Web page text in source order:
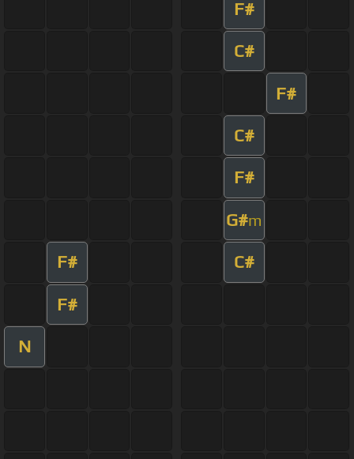
F#
C#
F#
C#
F#
G#m
F# C#
F#
N